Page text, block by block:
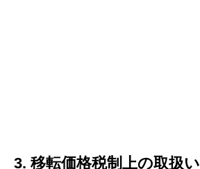
3. 移転価格税制上の取扱い